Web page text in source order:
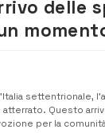
delle
settentrionale,
atterrato. Questo
per la